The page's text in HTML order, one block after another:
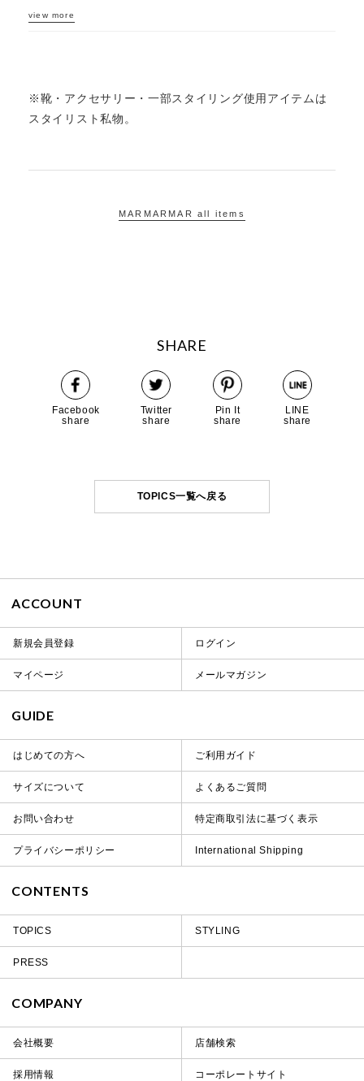
view more
※靴・アクセサリー・一部スタイリング使用アイテムは
スタイリスト私物。
MARMARMAR all items
SHARE
Facebook
share
Twitter
share
Pin It
share
LINE
share
TOPICS一覧へ戻る
ACCOUNT
新規会員登録 ログイン
マイページ メールマガジン
GUIDE
はじめての方へ ご利用ガイド
サイズについて よくあるご質問
お問い合わせ 特定商取引法に基づく表示
プライバシーポリシー International Shipping
CONTENTS
TOPICS STYLING
PRESS
COMPANY
会社概要 店舗検索
採用情報 コーポレートサイト